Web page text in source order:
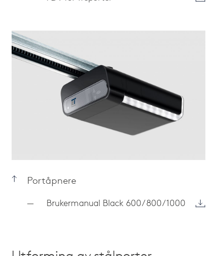
Portåpnere
Brukermanual Black 600/ 800/ 1000